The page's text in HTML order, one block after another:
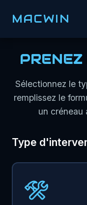
MACWIN
Sélectionnez le
remplissez le
un créneau
Type